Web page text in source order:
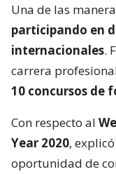
Una de las
participando en
internacionales.
carrera
10 concursos de
Con respecto al
Year 2020,
oportunidad de